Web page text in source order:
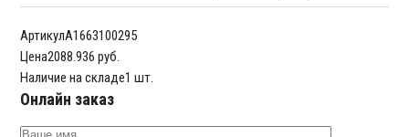
АртикулA1663100295
Цена2088.936 руб.
Наличие на складе1 шт.
Онлайн заказ